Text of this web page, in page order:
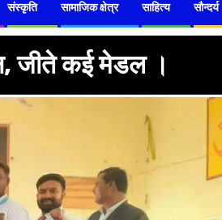
संस्कृति सामाजिक क्षेत्र साहित्य सौन्दर्य
जीते कई मेडल ।